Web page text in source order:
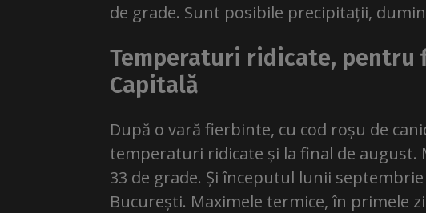
de grade. Sunt posibile precipitații,
Temperaturi ridicate, pentru
Capitală
După o vară fierbinte, cu cod roșu de
temperaturi ridicate și la final de august.
33 de grade. Și începutul lunii
București. Maximele termice, în primele